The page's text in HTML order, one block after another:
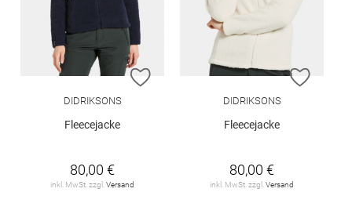
ZUR WUNSCHLISTE HINZUFÜGEN
DIDRIKSONS
Fleecejacke
80,00 €
inkl. MwSt. zzgl. Versand
ZUR
DIDRIKSONS
Fleecejacke
80,00 €
inkl. MwSt. zzgl. Versand